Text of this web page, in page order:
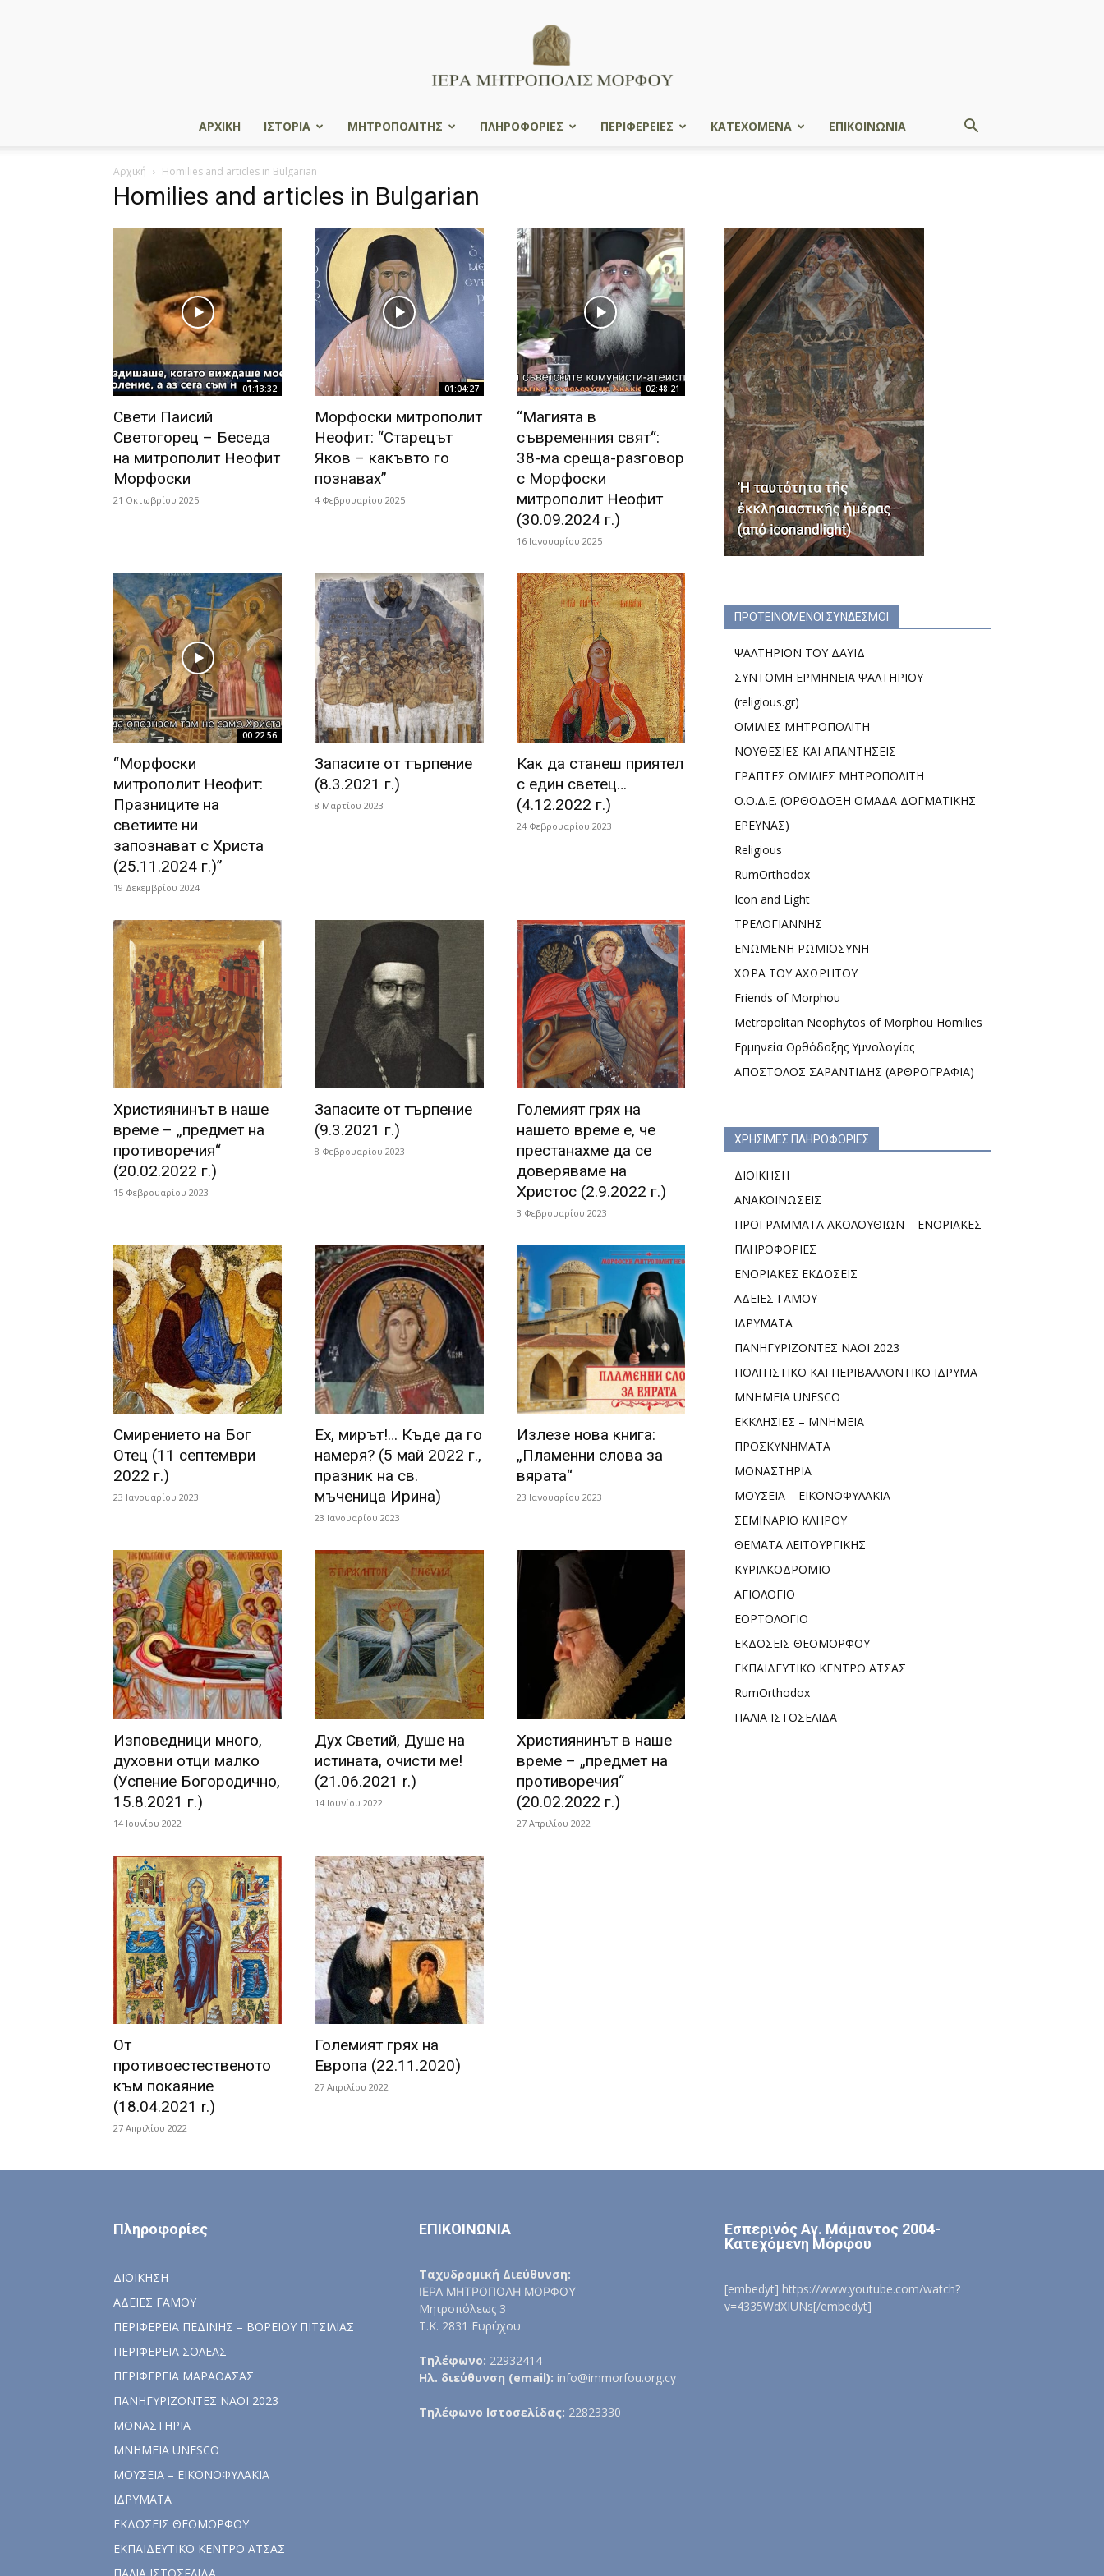
Μητρόπολις
Μόρφου
ΑΡΧΙΚΗ ΙΣΤΟΡΙΑ ΜΗΤΡΟΠΟΛΙΤΗΣ ΠΛΗΡΟΦΟΡΙΕΣ ΠΕΡΙΦΕΡΕΙΕΣ ΚΑΤΕΧΟΜΕΝΑ ΕΠΙΚΟΙΝΩΝΙΑ
Αρχική Homilies and articles in Bulgarian
Homilies and articles in Bulgarian
01:13:32
Свети Паисий
Светогорец – Беседа
на митрополит Неофит
Морфоски
21 Οκτωβρίου 2025
01:04:27
Морфоски митрополит
Неофит: “Старецът
Яков – какъвто го
познавах”
4 Φεβρουαρίου 2025
02:48:21
“Магията в
съвременния свят“:
38-ма среща-разговор
с Морфоски
митрополит Неофит
(30.09.2024 г.)
16 Ιανουαρίου 2025
00:22:56
“Морфоски
митрополит Неофит:
Празниците на
светиите ни
запознават с Христа
(25.11.2024 г.)”
19 Δεκεμβρίου 2024
Запасите от търпение
(8.3.2021 г.)
8 Μαρτίου 2023
Как да станеш приятел
с един светец…
(4.12.2022 г.)
24 Φεβρουαρίου 2023
Християнинът в наше
време – „предмет на
противоречия“
(20.02.2022 г.)
15 Φεβρουαρίου 2023
Запасите от търпение
(9.3.2021 г.)
8 Φεβρουαρίου 2023
Големият грях на
нашето време е, че
престанахме да се
доверяваме на
Христос (2.9.2022 г.)
3 Φεβρουαρίου 2023
Смирението на Бог
Отец (11 септември
2022 г.)
23 Ιανουαρίου 2023
Eх, мирът!… Къде да го
намеря? (5 май 2022 г.,
празник на св.
мъченица Ирина)
23 Ιανουαρίου 2023
Излезе нова книга:
„Пламенни слова за
вярата“
23 Ιανουαρίου 2023
Изповедници много,
духовни отци малко
(Успение Богородично,
15.8.2021 г.)
14 Ιουνίου 2022
Дух Светий, Душе на
истината, очисти ме!
(21.06.2021 r.)
14 Ιουνίου 2022
Християнинът в наше
време – „предмет на
противоречия“
(20.02.2022 г.)
27 Απριλίου 2022
От
противоестественото
към покаяние
(18.04.2021 r.)
27 Απριλίου 2022
Големият грях на
Европа (22.11.2020)
27 Απριλίου 2022
ΠΡΟΤΕΙΝΟΜΕΝΟΙ ΣΥΝΔΕΣΜΟΙ
ΨΑΛΤΗΡΙΟΝ ΤΟΥ ΔΑΥΙΔ
ΣΥΝΤΟΜΗ ΕΡΜΗΝΕΙΑ ΨΑΛΤΗΡΙΟΥ
(religious.gr)
ΟΜΙΛΙΕΣ ΜΗΤΡΟΠΟΛΙΤΗ
ΝΟΥΘΕΣΙΕΣ ΚΑΙ ΑΠΑΝΤΗΣΕΙΣ
ΓΡΑΠΤΕΣ ΟΜΙΛΙΕΣ ΜΗΤΡΟΠΟΛΙΤΗ
Ο.Ο.Δ.Ε. (ΟΡΘΟΔΟΞΗ ΟΜΑΔΑ ΔΟΓΜΑΤΙΚΗΣ
ΕΡΕΥΝΑΣ)
Religious
RumOrthodox
Icon and Light
ΤΡΕΛΟΓΙΑΝΝΗΣ
ΕΝΩΜΕΝΗ ΡΩΜΙΟΣΥΝΗ
ΧΩΡΑ ΤΟΥ ΑΧΩΡΗΤΟΥ
Friends of Morphou
Metropolitan Neophytos of Morphou Homilies
Ερμηνεία Ορθόδοξης Υμνολογίας
ΑΠΟΣΤΟΛΟΣ ΣΑΡΑΝΤΙΔΗΣ (ΑΡΘΡΟΓΡΑΦΙΑ)
ΧΡΗΣΙΜΕΣ ΠΛΗΡΟΦΟΡΙΕΣ
ΔΙΟΙΚΗΣΗ
ΑΝΑΚΟΙΝΩΣΕΙΣ
ΠΡΟΓΡΑΜΜΑΤΑ ΑΚΟΛΟΥΘΙΩΝ – ΕΝΟΡΙΑΚΕΣ
ΠΛΗΡΟΦΟΡΙΕΣ
ΕΝΟΡΙΑΚΕΣ ΕΚΔΟΣΕΙΣ
ΑΔΕΙΕΣ ΓΑΜΟΥ
ΙΔΡΥΜΑΤΑ
ΠΑΝΗΓΥΡΙΖΟΝΤΕΣ ΝΑΟΙ 2023
ΠΟΛΙΤΙΣΤΙΚΟ ΚΑΙ ΠΕΡΙΒΑΛΛΟΝΤΙΚΟ ΙΔΡΥΜΑ
ΜΝΗΜΕΙΑ UNESCO
ΕΚΚΛΗΣΙΕΣ – ΜΝΗΜΕΙΑ
ΠΡΟΣΚΥΝΗΜΑΤΑ
ΜΟΝΑΣΤΗΡΙΑ
ΜΟΥΣΕΙΑ – ΕΙΚΟΝΟΦΥΛΑΚΙΑ
ΣΕΜΙΝΑΡΙΟ ΚΛΗΡΟΥ
ΘΕΜΑΤΑ ΛΕΙΤΟΥΡΓΙΚΗΣ
ΚΥΡΙΑΚΟΔΡΟΜΙΟ
ΑΓΙΟΛΟΓΙΟ
ΕΟΡΤΟΛΟΓΙΟ
ΕΚΔΟΣΕΙΣ ΘΕΟΜΟΡΦΟΥ
ΕΚΠΑΙΔΕΥΤΙΚΟ ΚΕΝΤΡΟ ΑΤΣΑΣ
RumOrthodox
ΠΑΛΙΑ ΙΣΤΟΣΕΛΙΔΑ
Πληροφορίες
ΔΙΟΙΚΗΣΗ
ΑΔΕΙΕΣ ΓΑΜΟΥ
ΠΕΡΙΦΕΡΕΙΑ ΠΕΔΙΝΗΣ – ΒΟΡΕΙΟΥ ΠΙΤΣΙΛΙΑΣ
ΠΕΡΙΦΕΡΕΙΑ ΣΟΛΕΑΣ
ΠΕΡΙΦΕΡΕΙΑ ΜΑΡΑΘΑΣΑΣ
ΠΑΝΗΓΥΡΙΖΟΝΤΕΣ ΝΑΟΙ 2023
ΜΟΝΑΣΤΗΡΙΑ
ΜΝΗΜΕΙΑ UNESCO
ΜΟΥΣΕΙΑ – ΕΙΚΟΝΟΦΥΛΑΚΙΑ
ΙΔΡΥΜΑΤΑ
ΕΚΔΟΣΕΙΣ ΘΕΟΜΟΡΦΟΥ
ΕΚΠΑΙΔΕΥΤΙΚΟ ΚΕΝΤΡΟ ΑΤΣΑΣ
ΕΠΙΚΟΙΝΩΝΙΑ
Ταχυδρομική Διεύθυνση:
ΙΕΡΑ ΜΗΤΡΟΠΟΛΗ ΜΟΡΦΟΥ
Μητροπόλεως 3
Τ.Κ. 2831 Ευρύχου
Τηλέφωνο: 22932414
Ηλ. διεύθυνση (email): info@immorfou.org.cy
Τηλέφωνο Ιστοσελίδας: 22823330
Εσπερινός Αγ. Μάμαντος 2004-
Κατεχόμενη Μόρφου
[embedyt] https://www.youtube.com/watch?
v=4335WdXIUNs[/embedyt]